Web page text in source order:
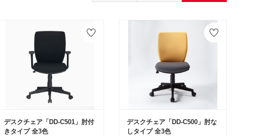
デスクチェア「DD-C501」肘付
きタイプ 全3色
デスクチェア「DD-C500」肘な
しタイプ 全3色